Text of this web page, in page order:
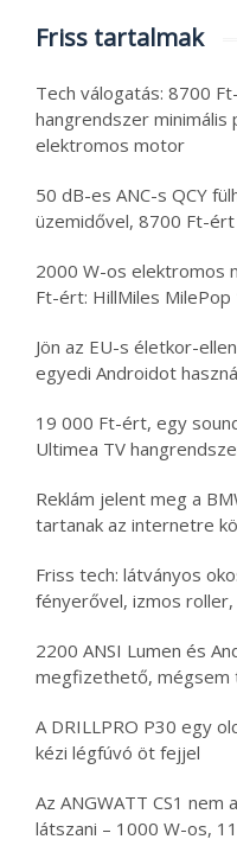
Friss tartalmak
Tech válogatás: 8700
hangrendszer
elektromos motor
50 dB-es ANC-s QCY
üzemidővel, 8700 Ft-ért
2000 W-os elektromos
Ft-ért: HillMiles MilePop
Jön az EU-s életkor-
egyedi Androidot
19 000 Ft-ért, egy
Ultimea TV
Reklám jelent meg a
tartanak az internetre
Friss tech: látványos
fényerővel, izmos roller,
2200 ANSI Lumen és
megfizethető, mégsem
A DRILLPRO P30 egy
kézi légfúvó öt fejjel
Az ANGWATT CS1
látszani – 1000 W-os,